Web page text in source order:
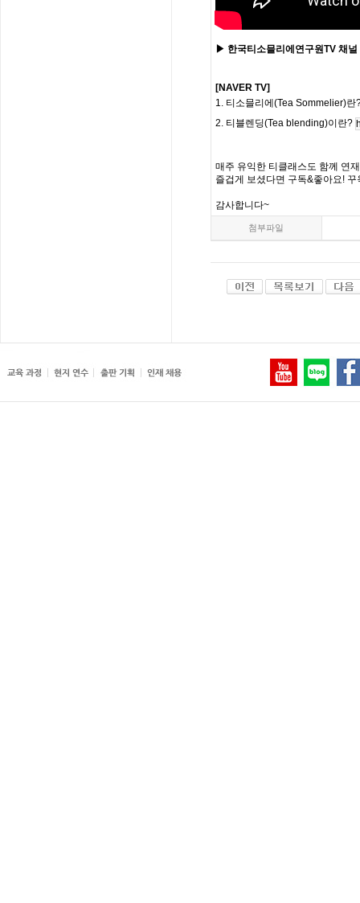
▶ 한국티소믈리에연구원TV 채널
[NAVER TV]
1. 티소믈리에(Tea Sommelier)란
2. 티블렌딩(Tea blending)이란?
매주 유익한 티클래스도 함께 연
즐겁게 보셨다면 구독&좋아요! 꾸
감사합니다~
첨부파일